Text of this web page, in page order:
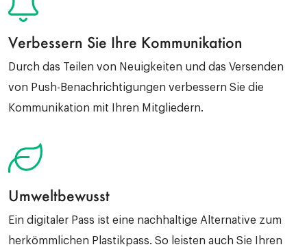
Verbessern Sie Ihre Kommunikation
Durch das Teilen von Neuigkeiten und das Versenden
von Push-Benachrichtigungen verbessern Sie die
Kommunikation mit Ihren Mitgliedern.
Umweltbewusst
Ein digitaler Pass ist eine nachhaltige Alternative zum
herkömmlichen Plastikpass. So leisten auch Sie Ihren